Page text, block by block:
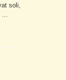
soli,